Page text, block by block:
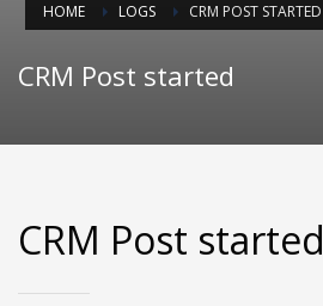
HOME LOGS CRM POST STARTED
CRM Post started
CRM Post started